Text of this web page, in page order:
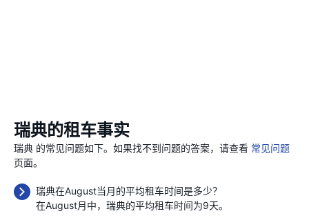
瑞典的租车事实
瑞典 的常见问题如下。如果找不到问题的答案，请查看 常见问题
页面。
瑞典在August当月的平均租车时间是多少？
在August月中，瑞典的平均租车时间为9天。